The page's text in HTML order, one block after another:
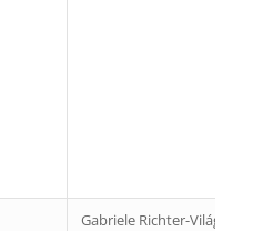
Gabriele Richter-Világosi